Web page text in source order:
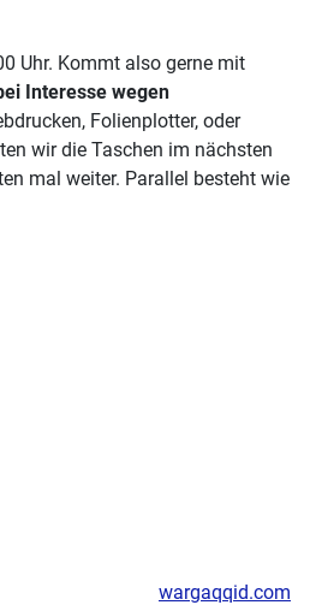
Uhr. Kommt also gerne mit
Interesse wegen
Folienplotter, oder
wir die Taschen im nächsten
mal weiter. Parallel besteht wie
wargaqqid.com